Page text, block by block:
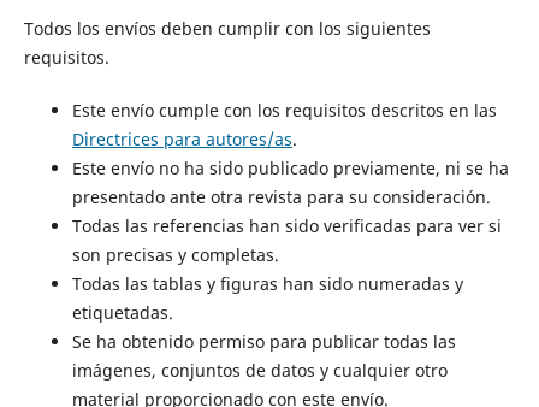
Todos los envíos deben cumplir con los siguientes
requisitos.
Este envío cumple con los requisitos descritos en las
Directrices para autores/as.
Este envío no ha sido publicado previamente, ni se ha
presentado ante otra revista para su consideración.
Todas las referencias han sido verificadas para ver si
son precisas y completas.
Todas las tablas y figuras han sido numeradas y
etiquetadas.
Se ha obtenido permiso para publicar todas las
imágenes, conjuntos de datos y cualquier otro
material proporcionado con este envío.